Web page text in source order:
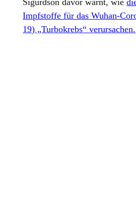
Sigurdson davor warnt, wie
Impfstoffe für das Wuhan-
19) „Turbokrebs“ verursachen.